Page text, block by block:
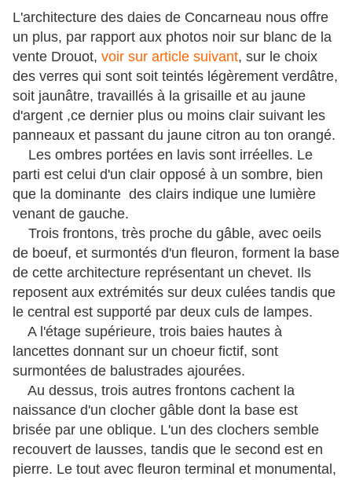
L'architecture des daies de Concarneau nous offre
un plus, par rapport aux photos noir sur blanc de la
vente Drouot, voir sur article suivant, sur le choix
des verres qui sont soit teintés légèrement verdâtre,
soit jaunâtre, travaillés à la grisaille et au jaune
d'argent ,ce dernier plus ou moins clair suivant les
panneaux et passant du jaune citron au ton orangé.
Les ombres portées en lavis sont irréelles. Le
parti est celui d'un clair opposé à un sombre, bien
que la dominante des clairs indique une lumière
venant de gauche.
Trois frontons, très proche du gâble, avec oeils
de boeuf, et surmontés d'un fleuron, forment la base
de cette architecture représentant un chevet. Ils
reposent aux extrémités sur deux culées tandis que
le central est supporté par deux culs de lampes.
A l'étage supérieure, trois baies hautes à
lancettes donnant sur un choeur fictif, sont
surmontées de balustrades ajourées.
Au dessus, trois autres frontons cachent la
naissance d'un clocher gâble dont la base est
brisée par une oblique. L'un des clochers semble
recouvert de lausses, tandis que le second est en
pierre. Le tout avec fleuron terminal et monumental,